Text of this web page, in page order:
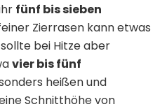
fünf bis sieben
Zierrasen kann etwas
bei Hitze aber
vier bis fünf
heißen und
Schnitthöhe von